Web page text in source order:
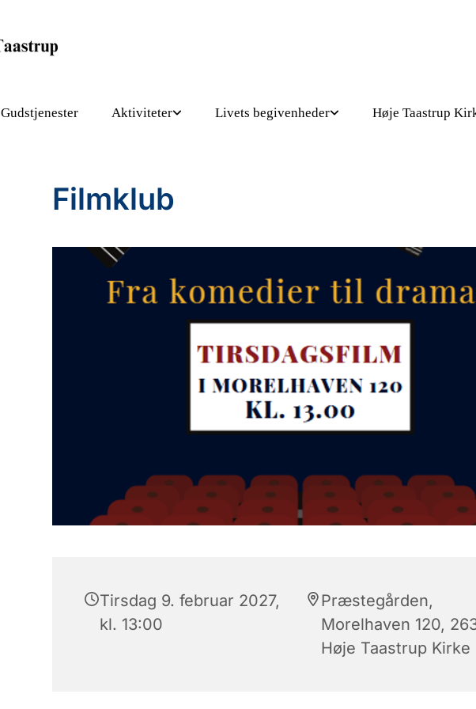
Gudstjenester Aktiviteter Livets begivenheder Høje Taastrup
Filmklub
Tirsdag 9. februar 2027,
kl. 13:00
Præstegården,
Morelhaven 120,
Høje Taastrup Kirke